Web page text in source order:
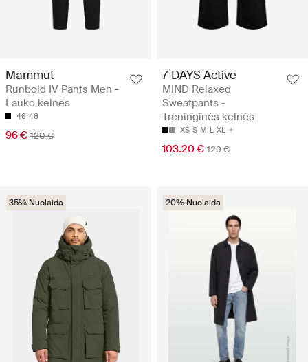
Mammut
Runbold IV Pants Men -
Lauko kelnės
46 48
96 € 120 €
7 DAYS Active
MIND Relaxed
Sweatpants -
Treninginės kelnės
XS S M L XL
103.20 € 129 €
35% Nuolaida 20% Nuolaida